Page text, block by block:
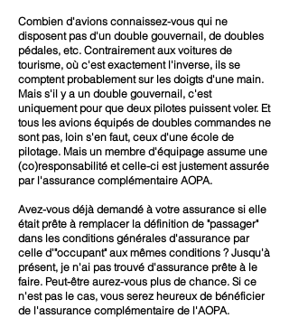
Combien d'avions connaissez-vous qui ne
disposent pas d'un double gouvernail, de doubles
pédales, etc. Contrairement aux voitures de
tourisme, où c'est exactement l'inverse, ils se
comptent probablement sur les doigts d'une main.
Mais s'il y a un double gouvernail, c'est
uniquement pour que deux pilotes puissent voler. Et
tous les avions équipés de doubles commandes ne
sont pas, loin s'en faut, ceux d'une école de
pilotage. Mais un membre d'équipage assume une
(co)responsabilité et celle-ci est justement assurée
par l'assurance complémentaire AOPA.
Avez-vous déjà demandé à votre assurance si elle
était prête à remplacer la définition de "passager"
dans les conditions générales d'assurance par
celle d'"occupant" aux mêmes conditions ? Jusqu'à
présent, je n'ai pas trouvé d'assurance prête à le
faire. Peut-être aurez-vous plus de chance. Si ce
n'est pas le cas, vous serez heureux de bénéficier
de l'assurance complémentaire de l'AOPA.